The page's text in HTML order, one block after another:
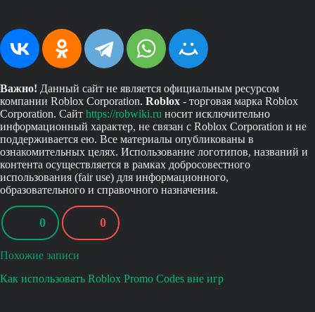
Важно! Данный сайт не является официальным ресурсом
компании Roblox Corporation. Roblox - торговая марка Roblox
Corporation. Сайт https://robwiki.ru носит исключительно
информационный характер, не связан с Roblox Corporation и не
поддерживается ею. Все материалы опубликованы в
ознакомительных целях. Использование логотипов, названий и
контента осуществляется в рамках добросовестного
использования (fair use) для информационного,
образовательного и справочного назначения.
0 0
Похожие записи
Как использовать Roblox Promo Codes вне игр